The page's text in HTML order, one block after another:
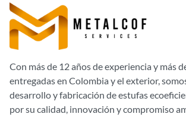
Con más de 12 años de experiencia y más
entregadas en Colombia y el exterior,
desarrollo y fabricación de estufas
por su calidad, innovación y compromiso